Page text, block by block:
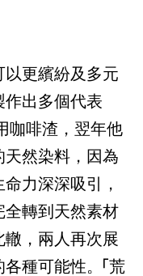
更繽紛及多元
出多個代表
咖啡渣，翌年他
然染料，因為
力深深吸引，
全轉到天然素材
轍，兩人再次展
種可能性。「荒